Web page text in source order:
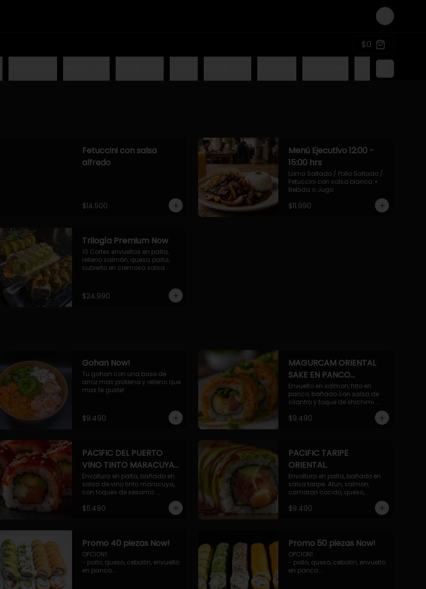
Login
$0
Fetuccini con salsa
alfredo
$14.500
Menú Ejecutivo 12:00 -
15:00 hrs
Lomo Saltado / Pollo Saltado /
Fetuccini con salsa blanca +
Bebida o Jugo
$11.990
Trilogía Premium Now
10 Cortes envueltos en palta,
relleno salmón, queso, palta,
cubierto en cremosa salsa
crema, relleno de pollo
apanado y palta, cubierto con
salmón.
$24.990
Gohan Now!
Tu gohan con una base de
arroz mas proteina y relleno que
mas te guste!
$9.490
MAGURCAM ORIENTAL
SAKE EN PANCO
ACILANTRADO.
Envuelto en salmon, frito en
panco, bañado con salsa de
cilantro y toque de shichimi.
Atun, camaron, queso, cebollin.
$9.490
PACIFIC DEL PUERTO
VINO TINTO MARACUYA
ORIENTAL.
Envoltura en palta, bañado en
salsa de vino tinto maracuya,
con toques de sesamo.
Camaron furai, salmon, queso,
pepino.
$11.490
PACIFIC TARIPE
ORIENTAL.
Envoltura en palta, bañado en
salsa taripe. Atun, salmon,
camaron cocido, queso,
$9.490
Promo 40 piezas Now!
OPCION1:
- pollo, queso, cebollin, envuelto
en panco.
Promo 50 piezas Now!
OPCION1:
- pollo, queso, cebollin, envuelto
en panco.